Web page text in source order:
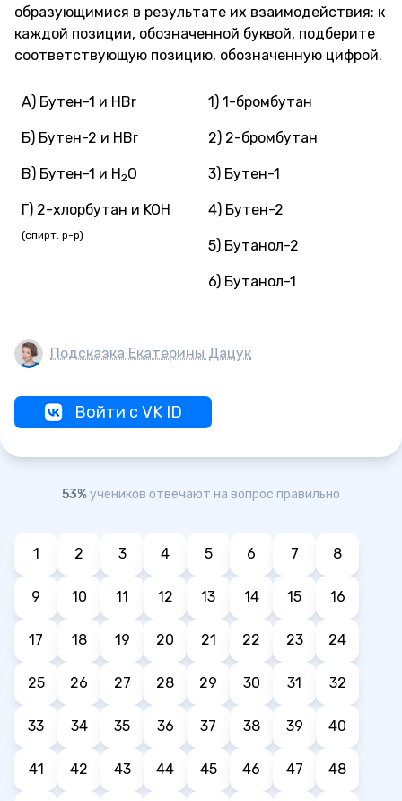
образующимися в результате их взаимодействия: к
каждой позиции, обозначенной буквой, подберите
соответствующую позицию, обозначенную цифрой.
А) Бутен-1 и HBr
Б) Бутен-2 и HBr
В) Бутен-1 и H2O
Г) 2-хлорбутан и KOH
(спирт. р-р)
1) 1-бромбутан
2) 2-бромбутан
3) Бутен-1
4) Бутен-2
5) Бутанол-2
6) Бутанол-1
Подсказка Екатерины Дацук
Войти с VK ID
53%учеников отвечают на вопрос правильно
1 2 3 4 5 6 7 8
9 10 11 12 13 14 15 16
17 18 19 20 21 22 23 24
25 26 27 28 29 30 31 32
33 34 35 36 37 38 39 40
41 42 43 44 45 46 47 48